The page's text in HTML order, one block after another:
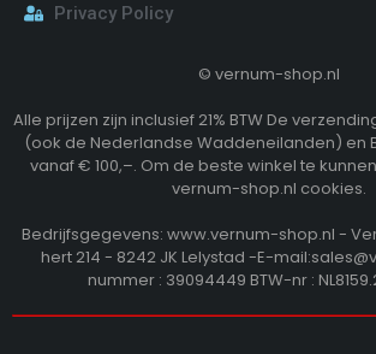
Privacy Policy
© vernum-shop.nl
Alle prijzen zijn inclusief 21% BTW De
(ook de Nederlandse Waddeneilanden) en
vanaf € 100,–. Om de beste winkel te
vernum-shop.nl cookies.
Bedrijfsgegevens: www.vernum-shop.nl -
hert 214 - 8242 JK Lelystad -E-
nummer : 39094449 BTW-nr :